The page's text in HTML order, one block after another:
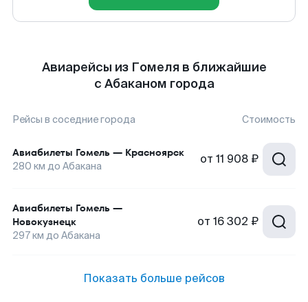
Авиарейсы из Гомеля в ближайшие
с Абаканом города
Рейсы в соседние города Стоимость
Авиабилеты Гомель — Красноярск
280 км до Абакана от 11 908 ₽
Авиабилеты Гомель —
Новокузнецк
297км до Абакана
от 16 302 ₽
Показать больше рейсов